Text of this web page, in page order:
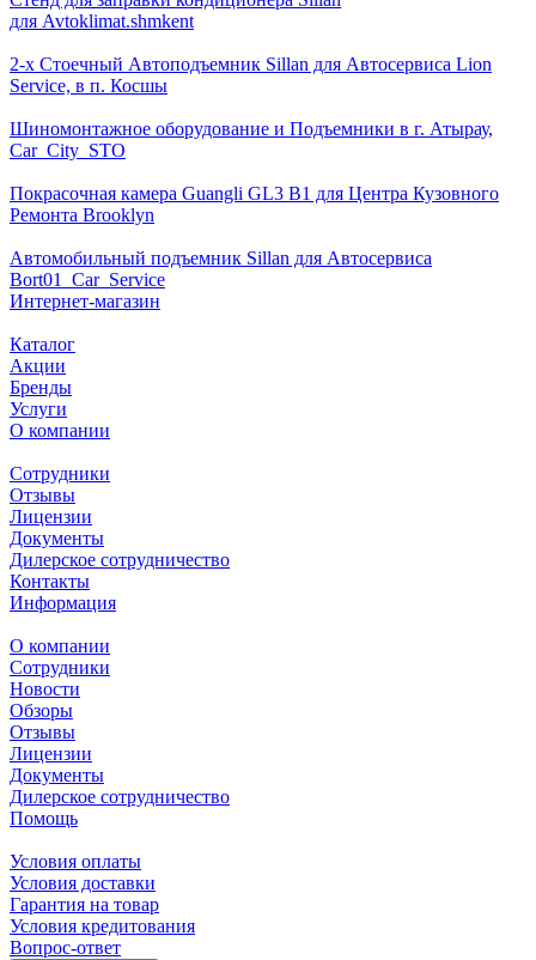
для Avtoklimat.shmkent
2-х Стоечный Автоподъемник Sillan для Автосервиса Lion
Service, в п. Косшы
Шиномонтажное оборудование и Подъемники в г. Атырау,
Car_City_STO
Покрасочная камера Guangli GL3 B1 для Центра Кузовного
Ремонта Brooklyn
Автомобильный подъемник Sillan для Автосервиса
Bort01_Car_Service
Интернет-магазин
Каталог
Акции
Бренды
Услуги
О компании
Сотрудники
Отзывы
Лицензии
Документы
Дилерское сотрудничество
Контакты
Информация
О компании
Сотрудники
Новости
Обзоры
Отзывы
Лицензии
Документы
Дилерское сотрудничество
Помощь
Условия оплаты
Условия доставки
Гарантия на товар
Условия кредитования
Вопрос-ответ